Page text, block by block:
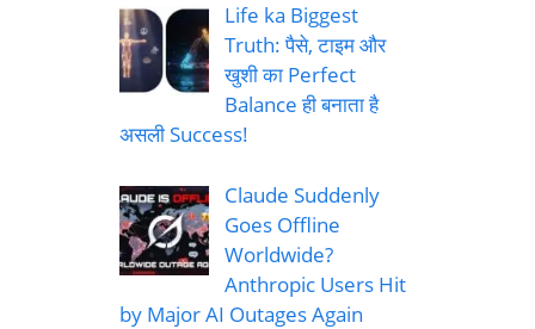
Life ka Biggest
Truth: पैसे, टाइम और
खुशी का Perfect
Balance ही बनाता है
असली Success!
Claude Suddenly
Goes Offline
Worldwide?
Anthropic Users Hit
by Major AI Outages Again